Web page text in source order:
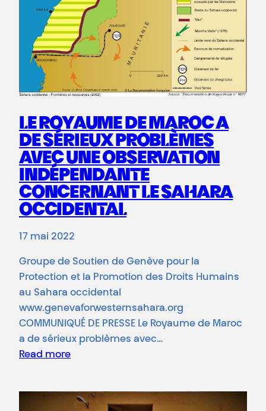
LE ROYAUME DE MAROC A
DE SÉRIEUX PROBLÈMES
AVEC UNE OBSERVATION
INDÉPENDANTE
CONCERNANT LE SAHARA
OCCIDENTAL
17 mai 2022
Groupe de Soutien de Genève pour la
Protection et la Promotion des Droits Humains
au Sahara occidental
www.genevaforwesternsahara.org
COMMUNIQUÉ DE PRESSE Le Royaume de Maroc
a de sérieux problèmes avec…
Read more